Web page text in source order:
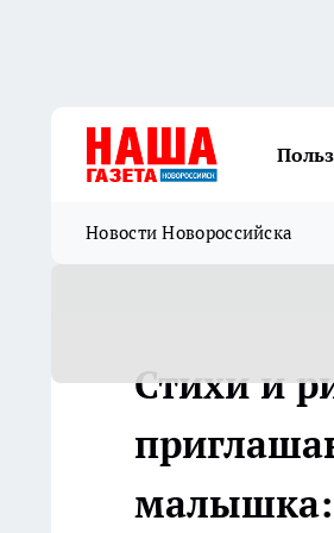
Новости Новороссийска
Стихи и
малышка: